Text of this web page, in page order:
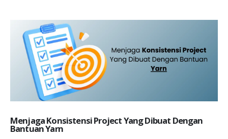
Menjaga Konsistensi Project Yang Dibuat Dengan
Bantuan Yarn